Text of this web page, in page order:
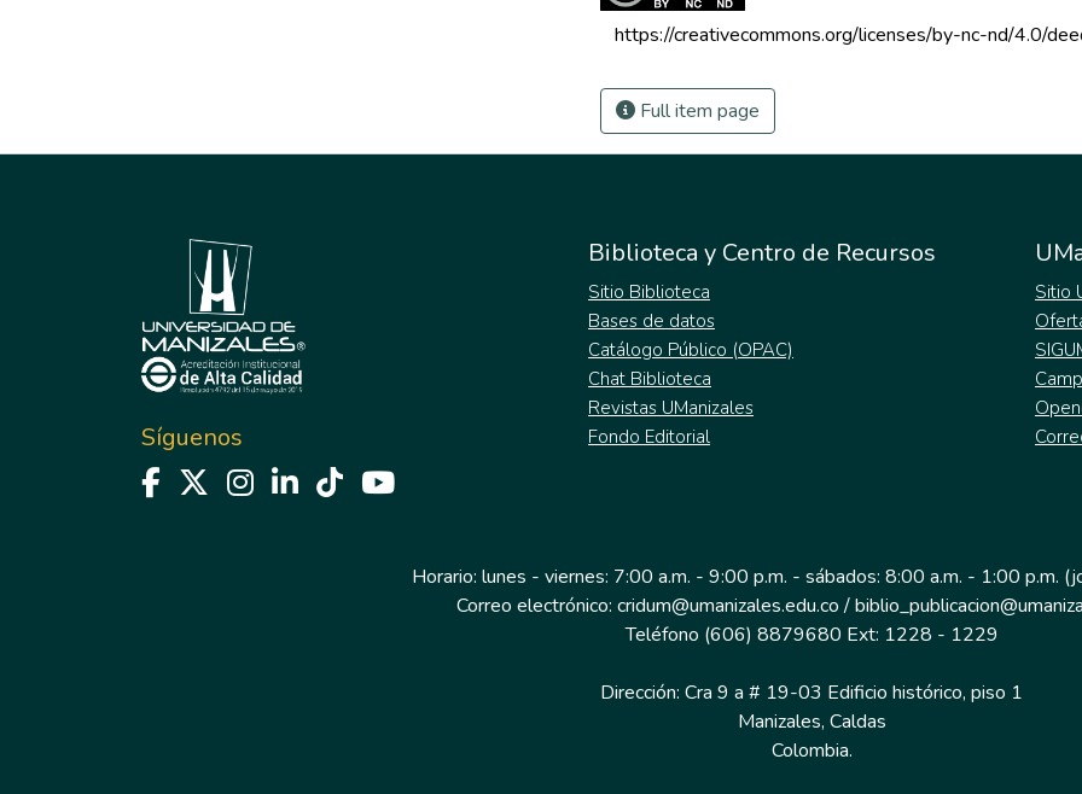
https://creativecommons.org/licenses/by-nc-nd/4.0/
Full item page
Síguenos
Biblioteca y Centro de Recursos
Sitio Biblioteca
Bases de datos
Catálogo Público (OPAC)
Chat Biblioteca
Revistas UManizales
Fondo Editorial
Sitio
Horario: lunes - viernes: 7:00 a.m. - 9:00 p.m. - sábados: 8:00 a.m. - 1:00 p.m.
Correo electrónico: cridum@umanizales.edu.co /
Teléfono (606) 8879680 Ext: 1228 - 1229
Dirección: Cra 9 a # 19-03 Edificio histórico, piso 1
Manizales, Caldas
Colombia.